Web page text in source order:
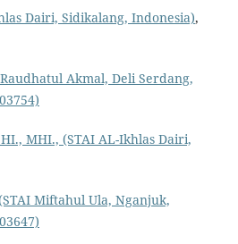
Dairi, Sidikalang, Indonesia),
Akmal, Deli Serdang,
MHI., (STAI AL-Ikhlas Dairi,
Miftahul Ula, Nganjuk,